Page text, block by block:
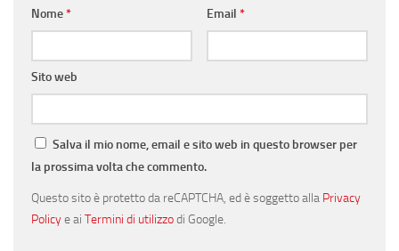
Nome* Email *
Sito web
Salva il mio nome, email e sito web in questo browser per
la prossima volta che commento.
Questo sito è protetto da reCAPTCHA, ed è soggetto alla Privacy
Policye ai Termini di utilizzodi Google.